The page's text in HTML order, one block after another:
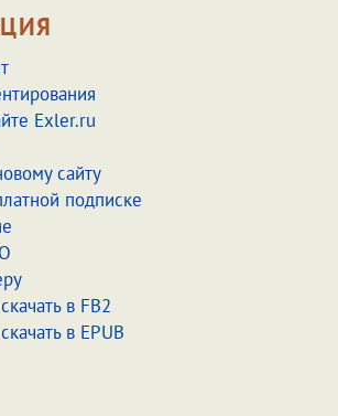
Exler.ru
сайту
подписке
в FB2
в EPUB